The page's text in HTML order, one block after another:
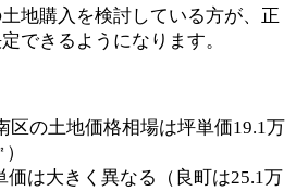
地購入を検討している方が、正
できるようになります。
区の土地価格相場は坪単価19.1万
価は大きく異なる（良町は25.1万